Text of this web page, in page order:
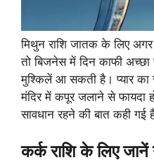
मिथुन राशि जातक के लिए
तो बिजनेस में दिन काफी
मुश्किलें आ सकती है। प्यार का
मंदिर में कपूर जलाने से फायदा
सावधान रहने की बात कही गई
कर्क राशि के लिए